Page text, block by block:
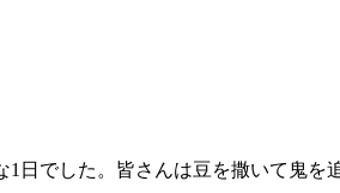
1日でした。皆さんは豆を撒いて鬼を